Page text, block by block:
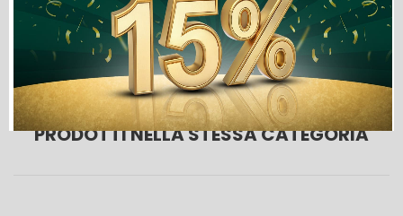
PRODOTTI NELLA STESSA CATEGORIA